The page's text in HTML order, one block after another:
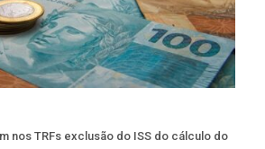
nos TRFs exclusão do ISS do cálculo do